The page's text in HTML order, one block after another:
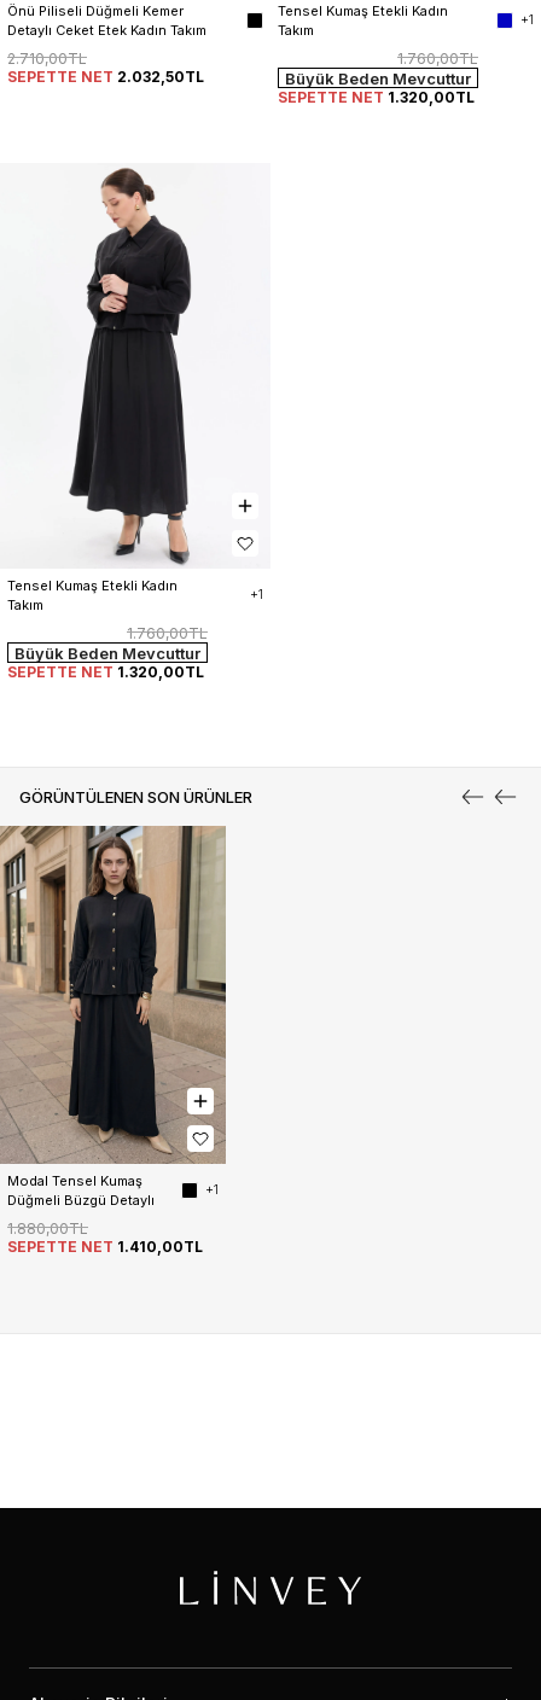
Önü Piliseli Düğmeli Kemer
Detaylı Ceket Etek Kadın Takım
2.710,00TL
SEPETTE NET 2.032,50TL
Tensel Kumaş Etekli Kadın
Takım
+1
1.760,00TL
Büyük Beden Mevcuttur
SEPETTE NET 1.320,00TL
Tensel Kumaş Etekli Kadın
Takım
+1
1.760,00TL
Büyük Beden Mevcuttur
SEPETTE NET 1.320,00TL
GÖRÜNTÜLENEN SON ÜRÜNLER
Modal Tensel Kumaş
Düğmeli Büzgü Detaylı
+1
1.880,00TL
SEPETTE NET 1.410,00TL